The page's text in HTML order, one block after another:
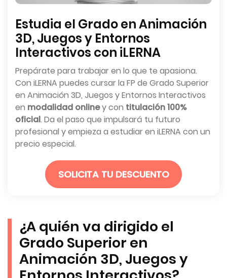
Estudia el Grado en Animación
3D, Juegos y Entornos
Interactivos con iLERNA
Prepárate para trabajar en lo que te apasiona.
Con iLERNA puedes cursar la FP de Grado Superior
en Animación 3D, Juegos y Entornos Interactivos
en modalidad onliney con titulación 100%
oficial. Da el paso que impulsará tu futuro
profesional y empieza a estudiar en iLERNA con un
precio especial.
SOLICITA TU DESCUENTO
¿A quién va dirigido el
Grado Superior en
Animación 3D, Juegos y